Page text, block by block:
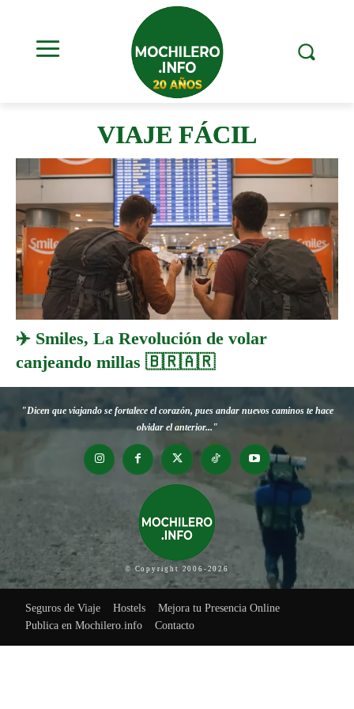
VIAJE FÁCIL
✈️ Smiles, La Revolución de volar
canjeando millas 🇧🇷🇦🇷
"Dicen que viajando se fortalece el corazón, pues andar nuevos caminos te hace
olvidar el anterior..."
© Copyright 2006-2026
Seguros de Viaje Hostels
Mejora tu Presencia Online
Publica en Mochilero.info
Contacto